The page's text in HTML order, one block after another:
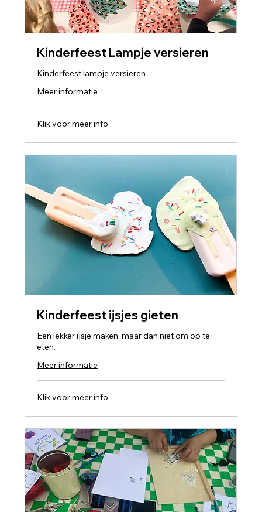
Kinderfeest Lampje versieren
Kinderfeest lampje versieren
Meer informatie
Klik
voor
Klik voor meer info
Kinderfeest ijsjes gieten
Een lekker ijsje maken, maar dan niet om op te
eten.
Meer informatie
Klik
voor
Klik voor meer info